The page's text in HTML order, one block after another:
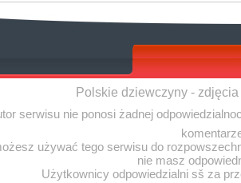
Polskie dziewczyny -
serwisu nie ponosi żadnej
używać tego serwisu do
nie masz
Użytkownicy odpowiedzialni sš za